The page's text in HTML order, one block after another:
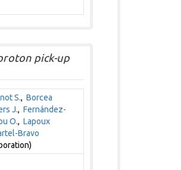
pick-up
S., Borcea
J., Fernández-
O., Lapoux
Bravo